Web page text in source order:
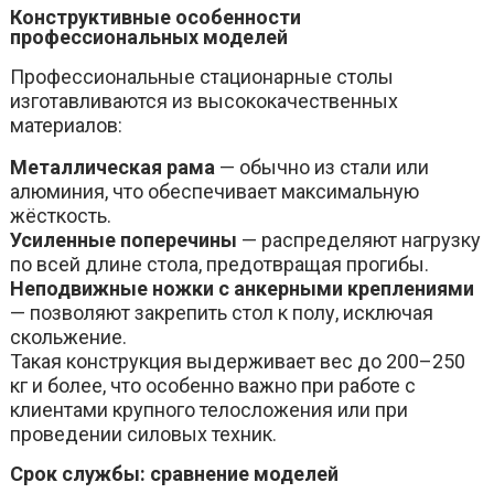
Конструктивные особенности
профессиональных моделей
Профессиональные стационарные столы
изготавливаются из высококачественных
материалов:
Металлическая рама — обычно из стали или
алюминия, что обеспечивает максимальную
жёсткость.
Усиленные поперечины — распределяют нагрузку
по всей длине стола, предотвращая прогибы.
Неподвижные ножки с анкерными креплениями
— позволяют закрепить стол к полу, исключая
скольжение.
Такая конструкция выдерживает вес до 200–250
кг и более, что особенно важно при работе с
клиентами крупного телосложения или при
проведении силовых техник.
Срок службы: сравнение моделей